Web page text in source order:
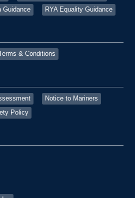
Guidance
RYA Equality Guidance
Terms & Conditions
Notice to Mariners
Policy